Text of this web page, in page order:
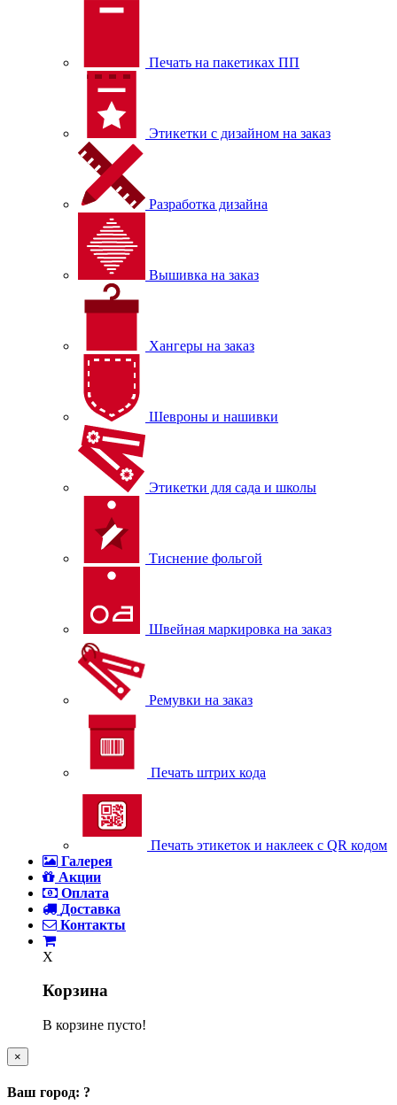
Печать на пакетиках ПП
Этикетки с дизайном на заказ
Разработка дизайна
Вышивка на заказ
Хангеры на заказ
Шевроны и нашивки
Этикетки для сада и школы
Тиснение фольгой
Швейная маркировка на заказ
Ремувки на заказ
Печать штрих кода
Печать этикеток и наклеек с QR кодом
Галерея
Акции
Оплата
Доставка
Контакты
X
Корзина
В корзине пусто!
×
Ваш город: ?